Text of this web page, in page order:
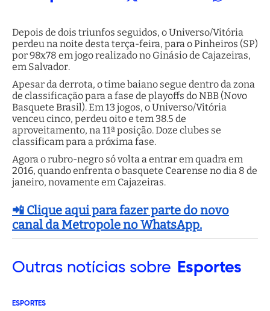
Depois de dois triunfos seguidos, o Universo/Vitória
perdeu na noite desta terça-feira, para o Pinheiros (SP)
por 98x78 em jogo realizado no Ginásio de Cajazeiras,
em Salvador.
Apesar da derrota, o time baiano segue dentro da zona
de classificação para a fase de playoffs do NBB (Novo
Basquete Brasil). Em 13 jogos, o Universo/Vitória
venceu cinco, perdeu oito e tem 38.5 de
aproveitamento, na 11ª posição. Doze clubes se
classificam para a próxima fase.
Agora o rubro-negro só volta a entrar em quadra em
2016, quando enfrenta o basquete Cearense no dia 8 de
janeiro, novamente em Cajazeiras.
📲 Clique aqui para fazer parte do novo
canal da Metropole no WhatsApp.
Outras notícias sobre Esportes
ESPORTES